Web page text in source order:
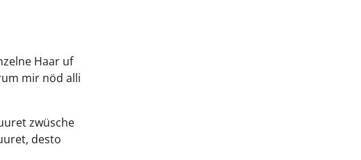
Haar uf
mir nöd alli
zwüsche
desto